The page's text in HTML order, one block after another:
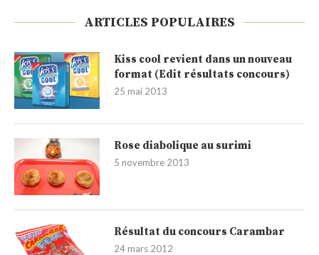
ARTICLES POPULAIRES
Kiss cool revient dans un nouveau
format (Edit résultats concours)
25 mai 2013
Rose diabolique au surimi
5 novembre 2013
Résultat du concours Carambar
24 mars 2012